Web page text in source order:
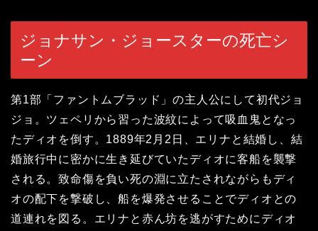
ジョナサン・ジョースターの死亡シ
ーン
第1部「ファントムブラッド」の主人公にして初代ジョ
ジョ。ツェペリから習った波紋によって吸血鬼となっ
たディオを倒す。1889年2月2日、エリナと結婚し、結
婚旅行中に密かに生き延びていたディオに客船を襲撃
される。致命傷を負い死の淵に立たされながらもディ
オの配下を撃破し、船を爆発させることでディオとの
道連れを図る。エリナと赤ん坊を逃がすためにディオ